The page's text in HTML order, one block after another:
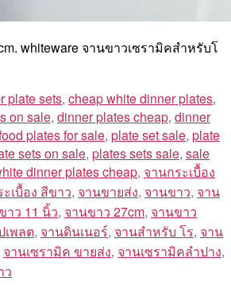
whiteware จานขาวเซรามิคสำหรับโ
plate sets, cheap white dinner plates,
on sale, dinner plates cheap, dinner
plates for sale, plate set sale, plate
sets on sale, plates sets sale, sale
dinner plates cheap, จานกระเบื้อง
เบื้อง สีขาว, จานขายส่ง, จานขาว, จาน
าว 11 นิ้ว, จานขาว 27cm, จานขาว
เพลต, จานดินเนอร์, จานสำหรับ โร, จาน
จานเซรามิค ขายส่ง, จานเซรามิคลำปาง,
ว